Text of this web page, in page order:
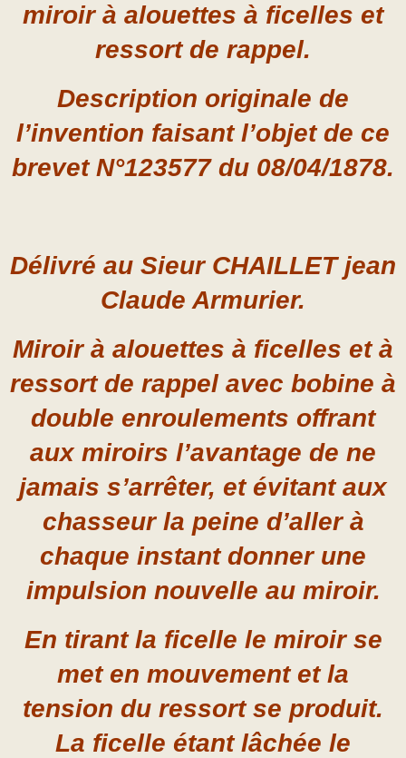
miroir à alouettes à ficelles et
ressort de rappel.
Description originale de
l’invention faisant l’objet de ce
brevet N°123577 du 08/04/1878.
Délivré au Sieur CHAILLET jean
Claude Armurier.
Miroir à alouettes à ficelles et à
ressort de rappel avec bobine à
double enroulements offrant
aux miroirs l’avantage de ne
jamais s’arrêter, et évitant aux
chasseur la peine d’aller à
chaque instant donner une
impulsion nouvelle au miroir.
En tirant la ficelle le miroir se
met en mouvement et la
tension du ressort se produit.
La ficelle étant lâchée le